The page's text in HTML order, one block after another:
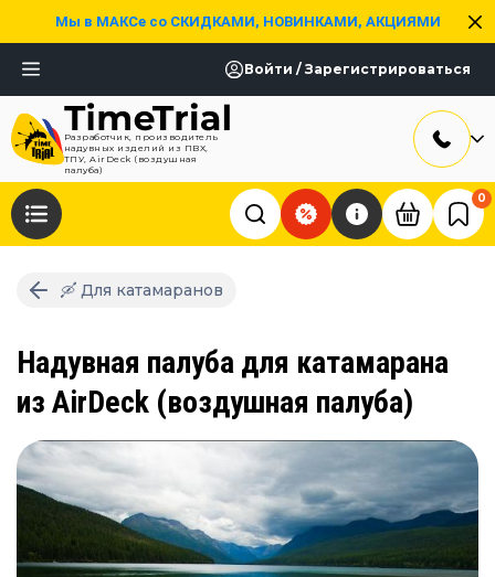
Мы в МАКСе со СКИДКАМИ, НОВИНКАМИ, АКЦИЯМИ
Войти / Зарегистрироваться
Разработчик, производитель
надувных изделий из ПВХ,
ТПУ, AirDeck (воздушная
палуба)
0
🛶 Для катамаранов
Надувная палуба для катамарана
из AirDeck (воздушная палуба)